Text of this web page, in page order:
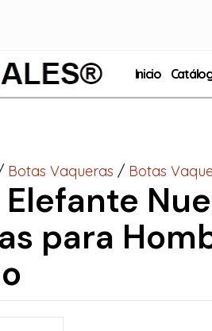
Inicio
Botas Vaqueras / Botas
para